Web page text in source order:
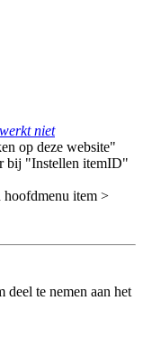
niet
op deze website"
bij "Instellen itemID"
hoofdmenu item >
deel te nemen aan het